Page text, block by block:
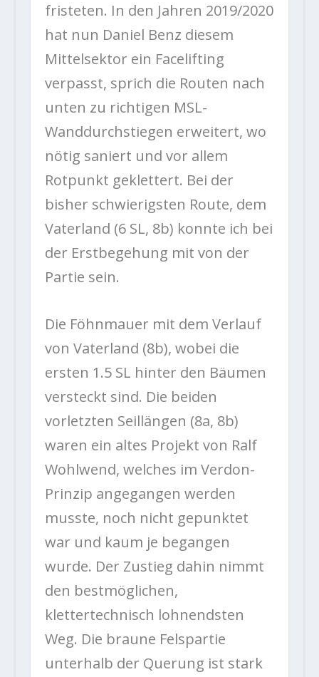
fristeten. In den Jahren 2019/2020
hat nun Daniel Benz diesem
Mittelsektor ein Facelifting
verpasst, sprich die Routen nach
unten zu richtigen MSL-
Wanddurchstiegen erweitert, wo
nötig saniert und vor allem
Rotpunkt geklettert. Bei der
bisher schwierigsten Route, dem
Vaterland (6 SL, 8b) konnte ich bei
der Erstbegehung mit von der
Partie sein.
Die Föhnmauer mit dem Verlauf
von Vaterland (8b), wobei die
ersten 1.5 SL hinter den Bäumen
versteckt sind. Die beiden
vorletzten Seillängen (8a, 8b)
waren ein altes Projekt von Ralf
Wohlwend, welches im Verdon-
Prinzip angegangen werden
musste, noch nicht gepunktet
war und kaum je begangen
wurde. Der Zustieg dahin nimmt
den bestmöglichen,
klettertechnisch lohnendsten
Weg. Die braune Felspartie
unterhalb der Querung ist stark